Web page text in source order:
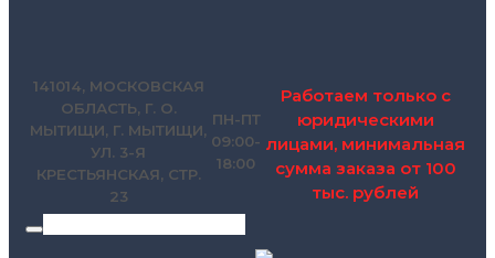
141014, МОСКОВСКАЯ
ОБЛАСТЬ, Г. О.
МЫТИЩИ, Г. МЫТИЩИ,
УЛ. 3-Я
КРЕСТЬЯНСКАЯ, СТР.
23
ПН-ПТ
09:00-
18:00
Работаем только с
юридическими
лицами, минимальная
сумма заказа от 100
тыс. рублей